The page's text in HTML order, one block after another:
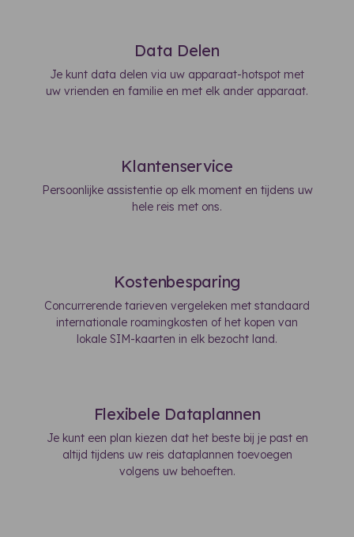
Data Delen
Je kunt data delen via uw apparaat-hotspot met
uw vrienden en familie en met elk ander apparaat.
Klantenservice
Persoonlijke assistentie op elk moment en tijdens uw
hele reis met ons.
Kostenbesparing
Concurrerende tarieven vergeleken met standaard
internationale roamingkosten of het kopen van
lokale SIM-kaarten in elk bezocht land.
Flexibele Dataplannen
Je kunt een plan kiezen dat het beste bij je past en
altijd tijdens uw reis dataplannen toevoegen
volgens uw behoeften.